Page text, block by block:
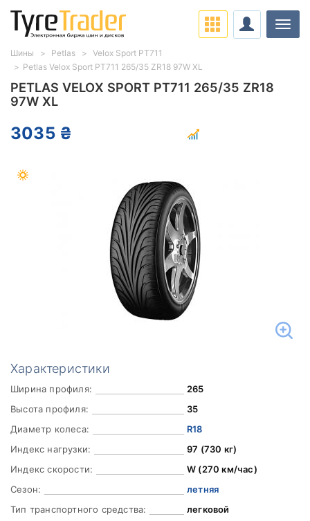
PETLAS VELOX SPORT PT711 265/35 ZR18
97W XL
3035 ₴
Характеристики
Ширина профиля:
265
Высота профиля:
35
Диаметр колеса:
R18
Индекс нагрузки:
97 (730 кг)
Индекс скорости:
W (270 км/час)
Сезон:
летняя
Тип транспортного средства:
легковой
Шины Petlas
Velox Sport PT711
Petlas Velox Sport PT711 265/35 ZR18 97W XL